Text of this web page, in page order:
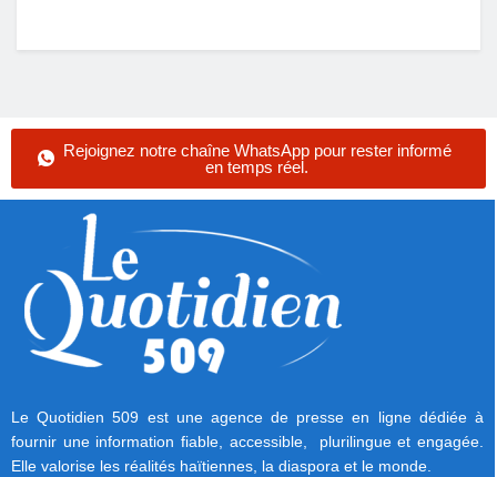
Rejoignez notre chaîne WhatsApp pour rester informé
en temps réel.
Le Quotidien 509 est une agence de presse en ligne dédiée à
fournir une information fiable, accessible, plurilingue et engagée.
Elle valorise les réalités haïtiennes, la diaspora et le monde.